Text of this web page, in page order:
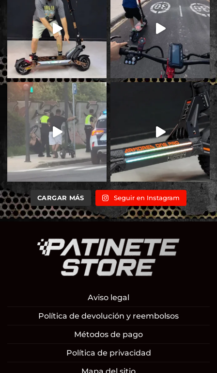
CARGAR MÁS Seguir en Instagram
Aviso legal
Política de devolución y reembolsos
Métodos de pago
Política de privacidad